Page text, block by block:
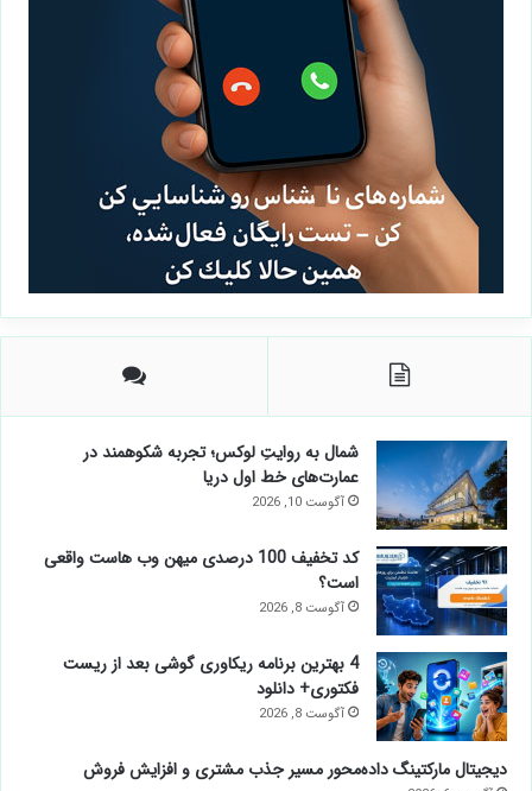
شمال به روایتِ لوکس؛ تجربه شکوهمند در
عمارت‌های خط اول دریا
آگوست 10, 2026
کد تخفیف 100 درصدی میهن وب هاست واقعی
است؟
آگوست 8, 2026
4 بهترین برنامه ریکاوری گوشی بعد از ریست
فکتوری+ دانلود
آگوست 8, 2026
دیجیتال مارکتینگ داده‌محور مسیر جذب مشتری و افزایش فروش